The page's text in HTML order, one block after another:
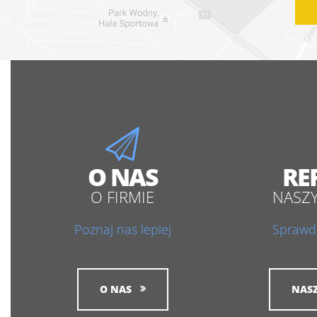
O NAS
O FIRMIE
Poznaj nas lepiej
O NAS